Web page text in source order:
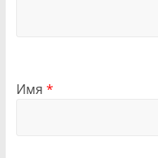
Имя *